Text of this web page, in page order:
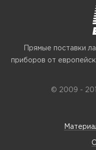
Прямые поставки
приборов от
© 2009 -